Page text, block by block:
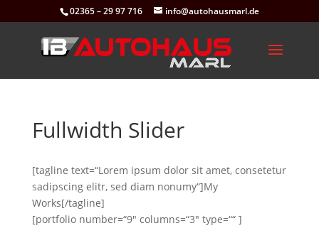
02365 – 29 97 716 info@autohausmarl.de
Fullwidth Slider
[tagline text=“Lorem ipsum dolor sit amet, consetetur
sadipscing elitr, sed diam nonumy“]My
Works[/tagline]
[portfolio number=“9″ columns=“3″ type=““ ]